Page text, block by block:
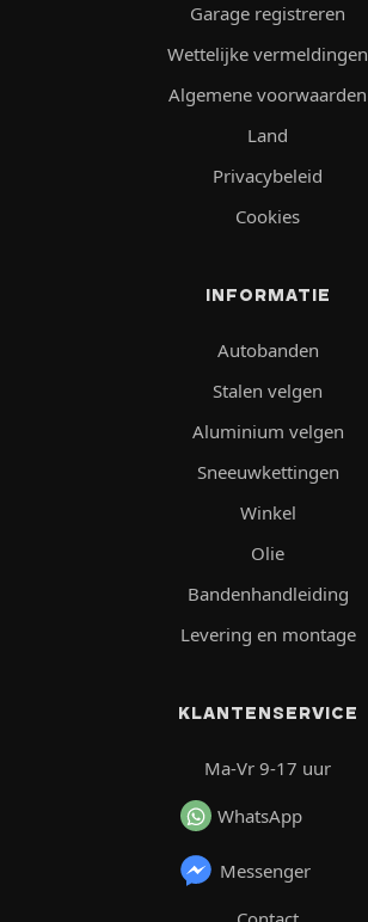
Garage registreren
Wettelijke vermeldingen
Algemene voorwaarden
Land
Privacybeleid
Cookies
INFORMATIE
Autobanden
Stalen velgen
Aluminium velgen
Sneeuwkettingen
Winkel
Olie
Bandenhandleiding
Levering en montage
KLANTENSERVICE
Ma-Vr 9-17 uur
WhatsApp
Messenger